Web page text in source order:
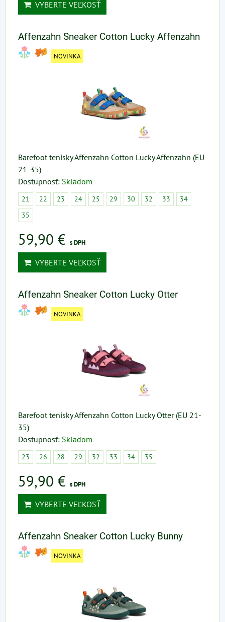
VYBERTE VEĽKOSŤ
Affenzahn Sneaker Cotton Lucky Affenzahn
NOVINKA
Barefoot tenisky Affenzahn Cotton Lucky Affenzahn (EU
21-35)
Dostupnosť: Skladom
21 22 23 24 25 29 30 32 33
34
35
59,90 € s DPH
VYBERTE VEĽKOSŤ
Affenzahn Sneaker Cotton Lucky Otter
NOVINKA
Barefoot tenisky Affenzahn Cotton Lucky Otter (EU 21-
35)
Dostupnosť: Skladom
23 26 28 29 32 33 34 35
59,90 € s DPH
VYBERTE VEĽKOSŤ
Affenzahn Sneaker Cotton Lucky Bunny
NOVINKA